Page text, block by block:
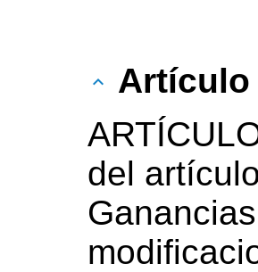
Artículo
del